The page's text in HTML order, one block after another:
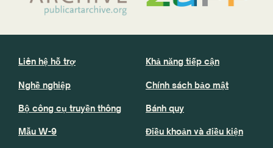
Liên hệ hỗ trợ
Nghề nghiệp
Bộ công cụ truyền thông
Mẫu W-9
Khả năng tiếp cận
Chính sách bảo mật
Bánh quy
Điều khoản và điều kiện